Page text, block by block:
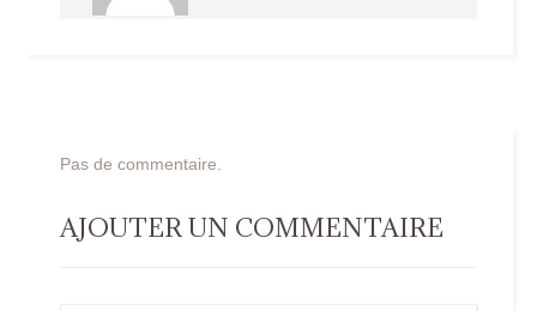
Pas de commentaire.
AJOUTER UN COMMENTAIRE